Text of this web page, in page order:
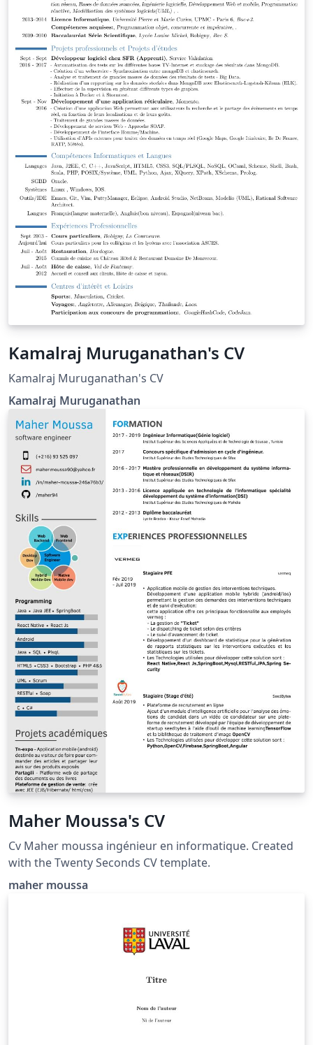
Kamalraj Muruganathan's CV
Kamalraj Muruganathan's CV
Kamalraj Muruganathan
Maher Moussa's CV
Cv Maher moussa ingénieur en informatique. Created
with the Twenty Seconds CV template.
maher moussa